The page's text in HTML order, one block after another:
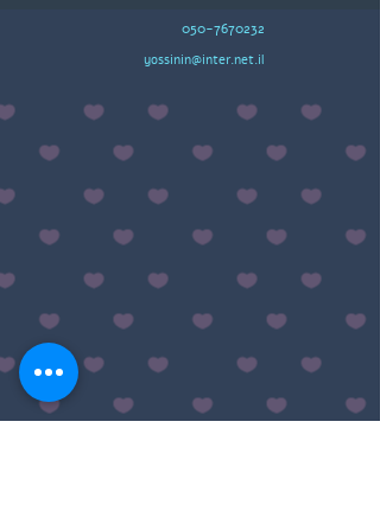
050-7670232
yossinin@inter.net.il